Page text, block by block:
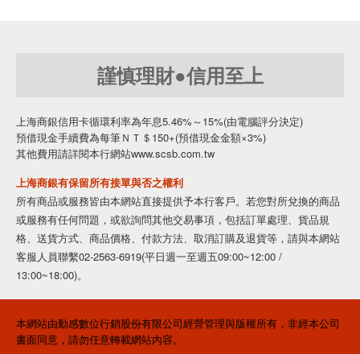
謹慎理財●信用至上
上海商銀信用卡循環利率為年息5.46%～15%(由電腦評分決定)
預借現金手續費為每筆ＮＴ＄150+(預借現金金額×3%)
其他費用請詳閱本行網站www.scsb.com.tw
上海商銀有保留所有接單與否之權利
所有商品或服務皆由本網站直接提供予本行客戶。若您對所兌換的商品
或服務有任何問題，或欲詢問其他交易事項，包括訂單處理、貨品規
格、送貨方式、商品價格、付款方法、取消訂購及退貨等，請與本網站
客服人員聯繫02-2563-6919(平日週一至週五09:00~12:00 /
13:00~18:00)。
本網站由動感數位行銷股份有限公司經營管理與版權所有，非經本公司
書面同意，請勿任意轉載網站內容。